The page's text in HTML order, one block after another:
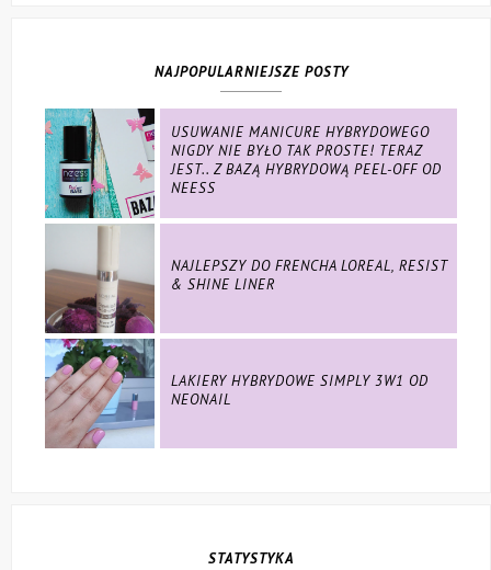
NAJPOPULARNIEJSZE POSTY
USUWANIE MANICURE HYBRYDOWEGO
NIGDY NIE BYŁO TAK PROSTE! TERAZ
JEST.. Z BAZĄ HYBRYDOWĄ PEEL-OFF OD
NEESS
NAJLEPSZY DO FRENCHA LOREAL, RESIST
& SHINE LINER
LAKIERY HYBRYDOWE SIMPLY 3W1 OD
NEONAIL
STATYSTYKA